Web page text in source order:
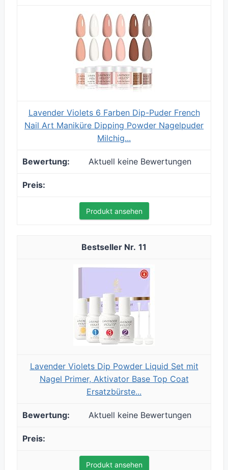
Lavender Violets 6 Farben Dip-Puder French
Nail Art Maniküre Dipping Powder Nagelpuder
Milchig...
Aktuell keine Bewertungen
Produkt ansehen
11
Lavender Violets Dip Powder Liquid Set mit
Nagel Primer, Aktivator Base Top Coat
Ersatzbürste...
Aktuell keine Bewertungen
Produkt ansehen